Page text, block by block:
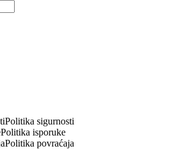
Politika sigurnosti
Politika isporuke
Politika povraćaja